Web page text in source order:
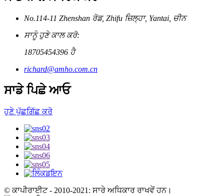
No.114-11 Zhenshan ਰੋਡ, Zhifu ਜ਼ਿਲ੍ਹਾ, Yantai, ਚੀਨ
ਸਾਨੂੰ ਹੁਣੇ ਕਾਲ ਕਰੋ:
18705454396 ਹੈ
richard@amho.com.cn
ਸਾਡੇ ਪਿਛੇ ਆਓ
ਹੁਣੇ ਪੁੱਛਗਿੱਛ ਕਰੋ
© ਕਾਪੀਰਾਈਟ - 2010-2021: ਸਾਰੇ ਅਧਿਕਾਰ ਰਾਖਵੇਂ ਹਨ।